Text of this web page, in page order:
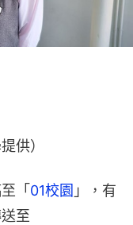
供）
「01校園 」，有
至